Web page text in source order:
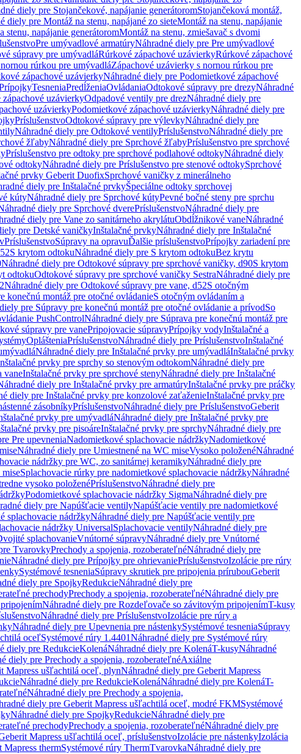
diely pre Stojančekové, napájanie generátoromStojančeková montáž,
diely pre Montáž na stenu, napájané zo sieteMontáž na stenu, napájanie
stenu, napájanie generátoromMontáž na stenu, zmiešavač s dvomi
Pre umývadlové armatúryNáhradné diely pre Pre umývadlové
súpravy pre umývadláRúrkové zápachové uzávierkyRúrkové zápachové
rúrkou pre umývadláZápachové uzávierky s nornou rúrkou pre
zápachové uzávierkyNáhradné diely pre Podomietkové zápachové
TesneniaPredĺženiaOvládaniaOdtokové súpravy pre drezyNáhradné
uzávierkyOdpadové ventily pre drezNáhradné diely pre
uzávierkyPodomietkové zápachové uzávierkyNáhradné diely pre
PríslušenstvoOdtokové súpravy pre výlevkyNáhradné diely pre
Náhradné diely pre Odtokové ventilyPríslušenstvoNáhradné diely pre
žľabyNáhradné diely pre Sprchové žľabyPríslušenstvo pre sprchové
Príslušenstvo pre odtoky pre sprchové podlahové odtokyNáhradné diely
odtokyNáhradné diely pre Príslušenstvo pre stenové odtokySprchové
prvky Geberit DuofixSprchové vaničky z minerálneho
diely pre Inštalačné prvkyŠpeciálne odtoky sprchovej
kútyNáhradné diely pre Sprchové kútyPevné bočné steny pre sprchu
diely pre Sprchové dverePríslušenstvoNáhradné diely pre
diely pre Vane zo sanitárneho akrylátuObdĺžnikové vaneNáhradné
pre Detské vaničkyInštalačné prvkyNáhradné diely pre Inštalačné
PríslušenstvoSúpravy na opravuĎalšie príslušenstvoPrípojky zariadení pre
S krytom odtokuNáhradné diely pre S krytom odtokuBez krytu
Náhradné diely pre Odtokové súpravy pre sprchové vaničky, d90S krytom
odtokuOdtokové súpravy pre sprchové vaničky SestraNáhradné diely pre
Náhradné diely pre Odtokové súpravy pre vane, d52S otočným
konečnú montáž pre otočné ovládanieS otočným ovládaním a
pre Súpravy pre konečnú montáž pre otočné ovládanie a prívodSo
PushControlNáhradné diely pre Súprava pre konečnú montáž pre
súpravy pre vanePripojovacie súpravyPrípojky vodyInštalačné a
OplášteniaPríslušenstvoNáhradné diely pre PríslušenstvoInštalačné
Náhradné diely pre Inštalačné prvky pre umývadláInštalačné prvky
prvky pre sprchy so stenovým odtokomNáhradné diely pre
vaneInštalačné prvky pre sprchové stenyNáhradné diely pre Inštalačné
diely pre Inštalačné prvky pre armatúryInštalačné prvky pre práčky
diely pre Inštalačné prvky pre konzolové zaťaženieInštalačné prvky pre
zásobníkyPríslušenstvoNáhradné diely pre PríslušenstvoGeberit
prvky pre umývadláNáhradné diely pre Inštalačné prvky pre
prvky pre pisoáreInštalačné prvky pre sprchyNáhradné diely pre
Pre upevneniaNadomietkové splachovacie nádržkyNadomietkové
Náhradné diely pre Umiestnené na WC miseVysoko položenéNáhradné
nádržky pre WC, zo sanitárnej keramikyNáhradné diely pre
Splachovacie rúrky pre nadomietkové splachovacie nádržkyNáhradné
vysoko položenéPríslušenstvoNáhradné diely pre
Podomietkové splachovacie nádržky SigmaNáhradné diely pre
diely pre Napúšťacie ventilyNapúšťacie ventily pre nadomietkové
splachovacie nádržkyNáhradné diely pre Napúšťacie ventily pre
nádržky UniversalSplachovacie ventilyNáhradné diely pre
splachovanieVnútorné súpravyNáhradné diely pre Vnútorné
TvarovkyPrechody a spojenia, rozoberateľnéNáhradné diely pre
Náhradné diely pre Prípojky pre ohrievaniePríslušenstvoIzolácie pre rúry
Systémové tesneniaSúpravy skrutiek pre pripojenia prírubouGeberit
diely pre SpojkyRedukcieNáhradné diely pre
prechodyPrechody a spojenia, rozoberateľnéNáhradné diely pre
Náhradné diely pre Rozdeľovače so závitovým pripojenímT-kusy
Náhradné diely pre PríslušenstvoIzolácie pre rúry a
Náhradné diely pre Upevnenia pre nástenkySystémové tesneniaSúpravy
oceľSystémové rúry 1.4401Náhradné diely pre Systémové rúry
diely pre RedukcieKolenáNáhradné diely pre KolenáT-kusyNáhradné
diely pre Prechody a spojenia, rozoberateľnéAxiálne
Mapress ušľachtilá oceľ, plynNáhradné diely pre Geberit Mapress
Náhradné diely pre RedukcieKolenáNáhradné diely pre KolenáT-
Náhradné diely pre Prechody a spojenia,
diely pre Geberit Mapress ušľachtilá oceľ, modré FKMSystémové
Náhradné diely pre SpojkyRedukcieNáhradné diely pre
prechodyPrechody a spojenia, rozoberateľnéNáhradné diely pre
Mapress ušľachtilá oceľ, príslušenstvoIzolácie pre nástenkyIzolácia
Mapress thermSystémové rúry ThermTvarovkaNáhradné diely pre